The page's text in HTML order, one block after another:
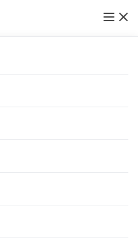
だくための「6つの指針」
約のための「7つの提言」
古屋市名東区藤見が丘20-1